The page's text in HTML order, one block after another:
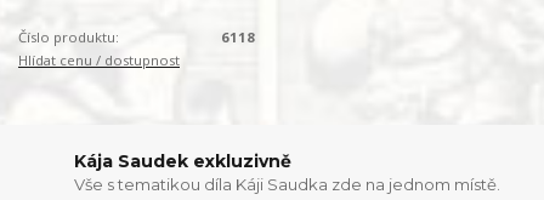
Číslo produktu:
6118
Hlídat cenu / dostupnost
Kája Saudek exkluzivně
Vše s tematikou díla Káji Saudka zde na jednom místě.